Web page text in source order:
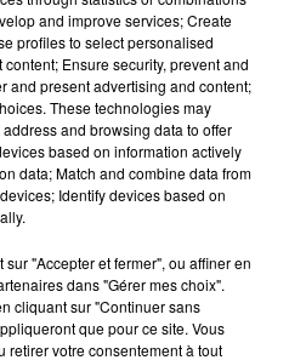
SOL annonce un nouvel
sa tournée mondiale
and improve services; Create
profiles to select personalised
Ensure security, prevent and
and present advertising and content;
These technologies may
and browsing data to offer
based on information actively
data; Match and combine data from
Identify devices based on
"Accepter et fermer", ou affiner en
dans "Gérer mes choix".
cliquant sur "Continuer sans
que pour ce site. Vous
retirer votre consentement à tout